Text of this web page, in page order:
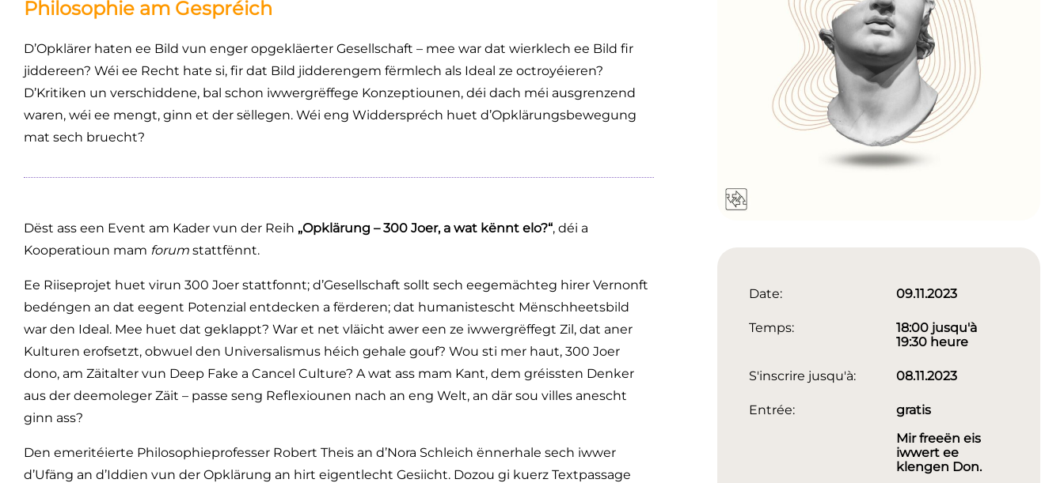
Philosophie am Gespréich
D’Opklärer haten ee Bild vun enger opgekläerter Gesellschaft – mee war dat wierklech ee Bild fir
jiddereen? Wéi ee Recht hate si, fir dat Bild jidderengem fërmlech als Ideal ze octroyéieren?
D’Kritiken un verschiddene, bal schon iwwergrëffege Konzeptiounen, déi dach méi ausgrenzend
waren, wéi ee mengt, ginn et der sëllegen. Wéi eng Widderspréch huet d’Opklärungsbewegung
mat sech bruecht?
Dëst ass een Event am Kader vun der Reih „Opklärung – 300 Joer, a wat kënnt elo?“, déi a
Kooperatioun mam forum stattfënnt.
Ee Riiseprojet huet virun 300 Joer stattfonnt; d’Gesellschaft sollt sech eegemächteg hirer Vernonft
bedéngen an dat eegent Potenzial entdecken a fërderen; dat humanistescht Mënschheetsbild
war den Ideal. Mee huet dat geklappt? War et net vläicht awer een ze iwwergrëffegt Zil, dat aner
Kulturen erofsetzt, obwuel den Universalismus héich gehale gouf? Wou sti mer haut, 300 Joer
dono, am Zäitalter vun Deep Fake a Cancel Culture? A wat ass mam Kant, dem gréissten Denker
aus der deemoleger Zäit – passe seng Reflexiounen nach an eng Welt, an där sou villes anescht
ginn ass?
Den emeritéierte Philosophieprofesser Robert Theis an d’Nora Schleich ënnerhale sech iwwer
d’Ufäng an d’Iddien vun der Opklärung an hirt eigentlecht Gesiicht. Dozou gi kuerz Textpassage
Date: 09.11.2023
Temps:
18:00 jusqu'à
19:30 heure
S'inscrire jusqu'à: 08.11.2023
Entrée:
gratis
Mir freeën eis
iwwert ee
klengen Don.